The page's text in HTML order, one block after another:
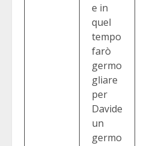
e in
quel
tempo
farò
germo
gliare
per
Davide
un
germo